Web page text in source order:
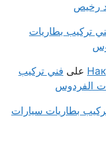
رخيص
تركيب بطاريات
على فني تركيب
الفردوس
بطاريات سيارات